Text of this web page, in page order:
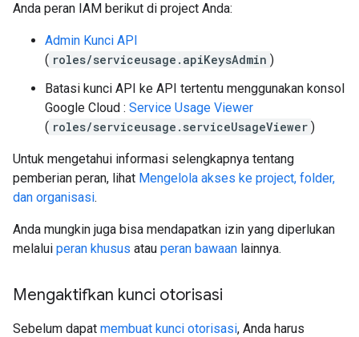
Anda peran IAM berikut di project Anda:
Admin Kunci API
( roles/serviceusage.apiKeysAdmin )
Batasi kunci API ke API tertentu menggunakan konsol
Google Cloud : Service Usage Viewer
( roles/serviceusage.serviceUsageViewer )
Untuk mengetahui informasi selengkapnya tentang
pemberian peran, lihat Mengelola akses ke project, folder,
dan organisasi.
Anda mungkin juga bisa mendapatkan izin yang diperlukan
melalui peran khusus atau peran bawaan lainnya.
Mengaktifkan kunci otorisasi
Sebelum dapat membuat kunci otorisasi, Anda harus